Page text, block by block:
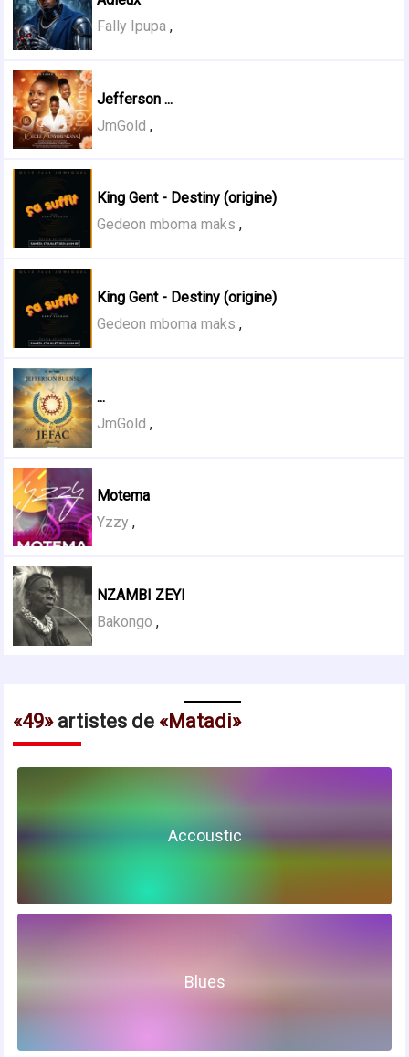
Fally Ipupa ,
Jefferson ...
JmGold ,
King Gent - Destiny (origine)
Gedeon mboma maks ,
King Gent - Destiny (origine)
Gedeon mboma maks ,
...
JmGold ,
Motema
Yzzy ,
NZAMBI ZEYI
Bakongo ,
49 artistes de Matadi
Accoustic
Blues